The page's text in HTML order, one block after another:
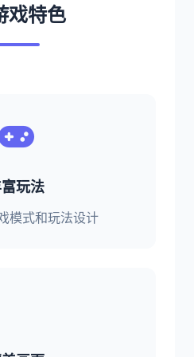
戏特色
玩法
模式和玩法设计